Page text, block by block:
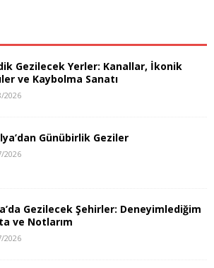
Gezilecek Yerler: Kanallar, İkonik
ve Kaybolma Sanatı
2026
Günübirlik Geziler
2026
Gezilecek Şehirler: Deneyimlediğim
ve Notlarım
2026